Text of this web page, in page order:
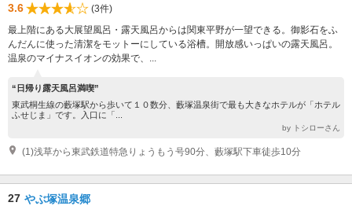
3.6
(3件)
最上階にある大展望風呂・露天風呂からは関東平野が一望できる。御影石をふ
んだんに使った清潔をモットーにしている浴槽。開放感いっぱいの露天風呂。
温泉のマイナスイオンの効果で、...
“日帰り露天風呂満喫”
東武桐生線の藪塚駅から歩いて１０数分、藪塚温泉街で最も大きなホテルが「ホテル
ふせじま」です。入口に「...
by トシローさん
(1)浅草から東武鉄道特急りょうもう号90分、藪塚駅下車徒歩10分
27 やぶ塚温泉郷